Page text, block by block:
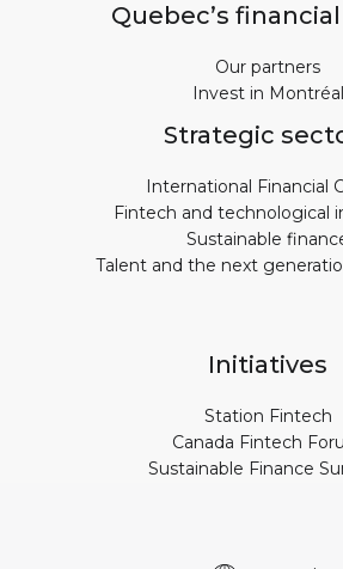
Quebec’s
Our partners
Invest in Montréal
Strategic
International Financial
Fintech and technological
Sustainable
Talent and the next
Initiatives
Station Fintech
Canada Fintech
Sustainable Finance